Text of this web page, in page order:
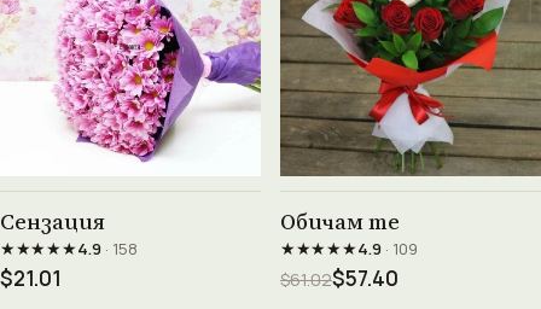
Сензация
★★★★★4.9· 158
$21.01
Обичам те
★★★★★4.9· 109
$61.02$57.40